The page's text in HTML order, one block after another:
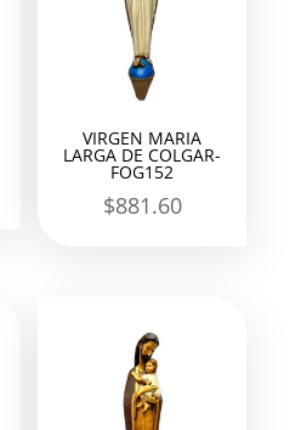
VIRGEN MARIA
LARGA DE COLGAR-
FOG152
$881.60